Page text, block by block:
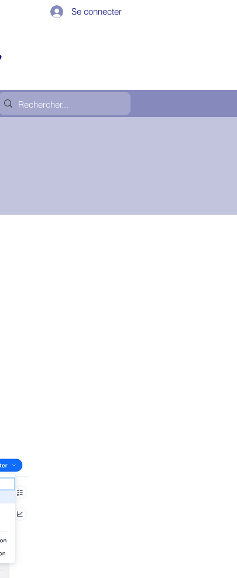
Se connecter